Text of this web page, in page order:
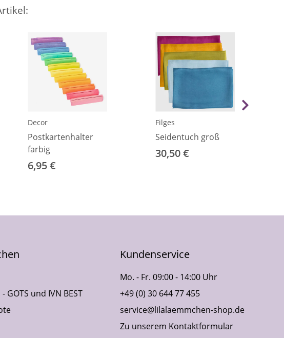
Decor
Postkartenhalter
farbig
6,95 €
Filges
Seidentuch groß
30,50 €
GOTS und IVN BEST
Kundenservice
Mo. - Fr. 09:00 - 14:00 Uhr
+49 (0) 30 644 77 455
service@lilalaemmchen-shop.de
Zu unserem Kontaktformular